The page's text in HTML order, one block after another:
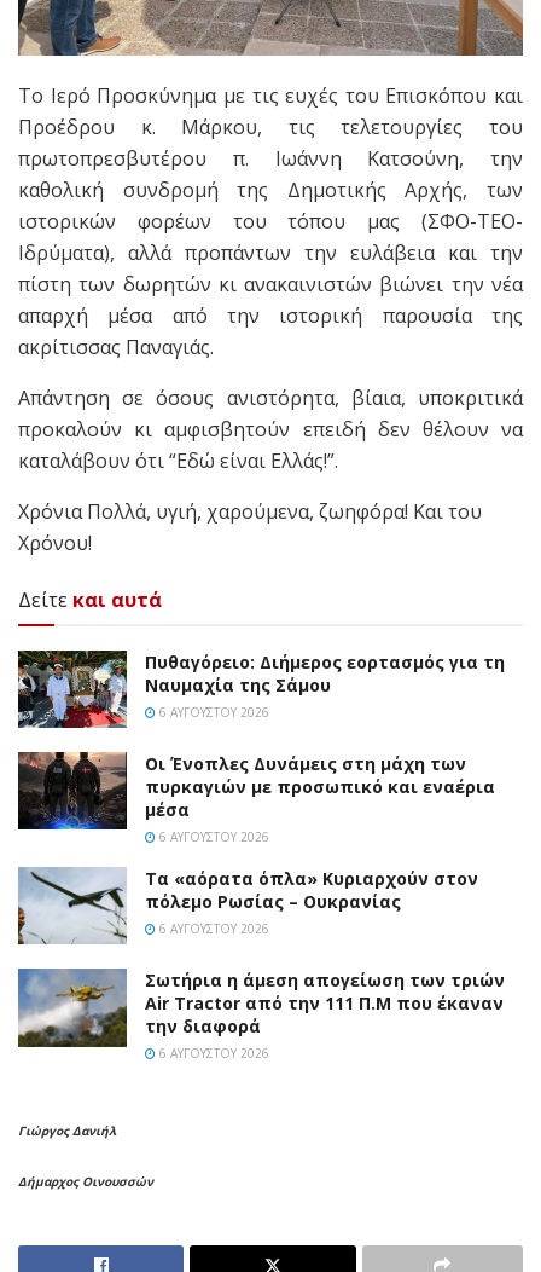
Το Ιερό Προσκύνημα με τις ευχές του Επισκόπου και
Προέδρου κ. Μάρκου, τις τελετουργίες του
πρωτοπρεσβυτέρου π. Ιωάννη Κατσούνη, την
καθολική συνδρομή της Δημοτικής Αρχής, των
ιστορικών φορέων του τόπου μας (ΣΦΟ-ΤΕΟ-
Ιδρύματα), αλλά προπάντων την ευλάβεια και την
πίστη των δωρητών κι ανακαινιστών βιώνει την νέα
απαρχή μέσα από την ιστορική παρουσία της
ακρίτισσας Παναγιάς.
Απάντηση σε όσους ανιστόρητα, βίαια, υποκριτικά
προκαλούν κι αμφισβητούν επειδή δεν θέλουν να
καταλάβουν ότι “Εδώ είναι Ελλάς!”.
Χρόνια Πολλά, υγιή, χαρούμενα, ζωηφόρα! Και του
Χρόνου!
Δείτε και αυτά
Πυθαγόρειο: Διήμερος εορτασμός για τη
Ναυμαχία της Σάμου
6 ΑΥΓΟΎΣΤΟΥ 2026
Οι Ένοπλες Δυνάμεις στη μάχη των
πυρκαγιών με προσωπικό και εναέρια
μέσα
6 ΑΥΓΟΎΣΤΟΥ 2026
Τα «αόρατα όπλα» Κυριαρχούν στον
πόλεμο Ρωσίας – Ουκρανίας
6 ΑΥΓΟΎΣΤΟΥ 2026
Σωτήρια η άμεση απογείωση των τριών
Air Tractor από την 111 Π.M που έκαναν
την διαφορά
6 ΑΥΓΟΎΣΤΟΥ 2026
Γιώργος Δανιήλ
Δήμαρχος Οινουσσών